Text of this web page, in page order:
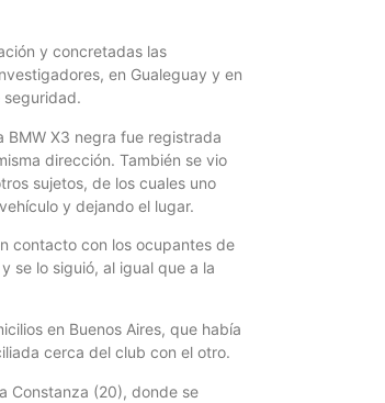
y concretadas las
en Gualeguay y en
seguridad.
BMW X3 negra fue registrada
dirección. También se vio
sujetos, de los cuales uno
y dejando el lugar.
contacto con los ocupantes de
se lo siguió, al igual que a la
en Buenos Aires, que había
cerca del club con el otro.
Constanza (20), donde se